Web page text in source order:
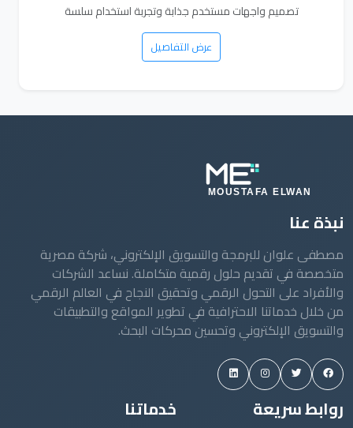
تصميم واجهات مستخدم جذابة وتجربة استخدام سلسة
عرض التفاصيل
نبذة عنا
مصطفى علوان للبرمجة والتسويق الإلكتروني، شركة مصرية
متخصصة في تقديم حلول رقمية متكاملة. نساعد الشركات
والأفراد على التحول الرقمي وتحقيق النجاح في العالم الرقمي
من خلال خدماتنا الاحترافية في تطوير المواقع والتطبيقات
والتسويق الإلكتروني وتحسين محركات البحث.
روابط سريعة خدماتنا